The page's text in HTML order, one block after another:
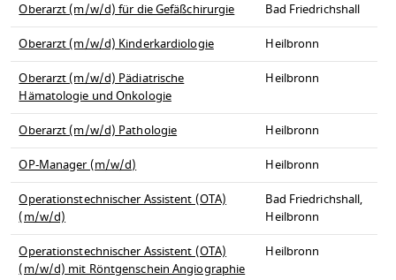
Oberarzt (m/w/d) für die Gefäßchirurgie
Bad Friedrichshall
Oberarzt (m/w/d) Kinderkardiologie
Heilbronn
Oberarzt (m/w/d) Pädiatrische
Hämatologie und Onkologie
Heilbronn
Oberarzt (m/w/d) Pathologie
Heilbronn
OP-Manager (m/w/d)
Heilbronn
Operationstechnischer Assistent (OTA)
(m/w/d)
Bad Friedrichshall,
Heilbronn
Operationstechnischer Assistent (OTA)
(m/w/d) mit Röntgenschein Angiographie
Heilbronn